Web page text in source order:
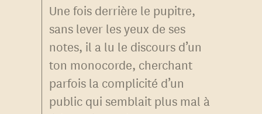
Une fois derrière le pupitre,
sans lever les yeux de ses
notes, il a lu le discours d’un
ton monocorde, cherchant
parfois la complicité d’un
public qui semblait plus mal à